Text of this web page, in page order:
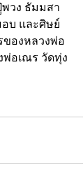
พวง ธัมมสา
บ และศิษย์
ของหลวงพ่อ
อเณร วัดทุ่ง